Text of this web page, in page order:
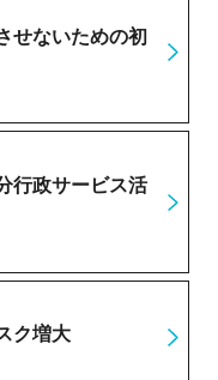
せないための初
行政サービス活
ク増大